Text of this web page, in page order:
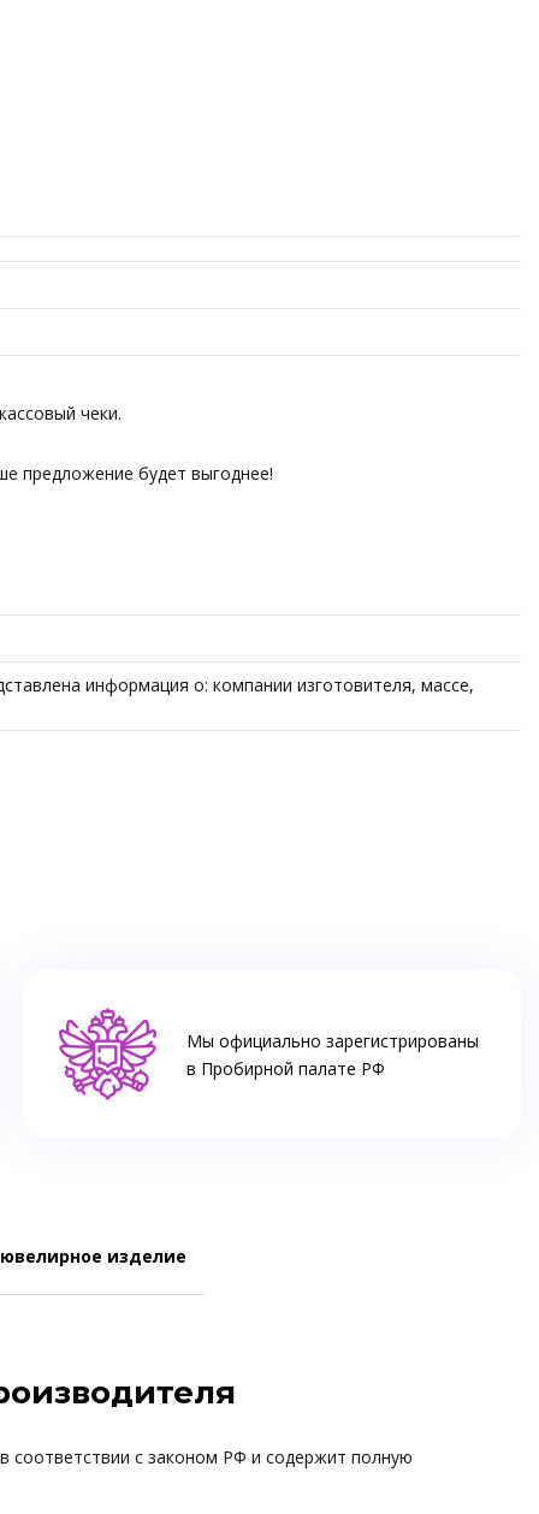
чеки.
предложение будет выгоднее!
информация о: компании изготовителя, массе,
Мы официально зарегистрированы
в Пробирной палате РФ
изделие
соответствии с законом РФ и содержит полную